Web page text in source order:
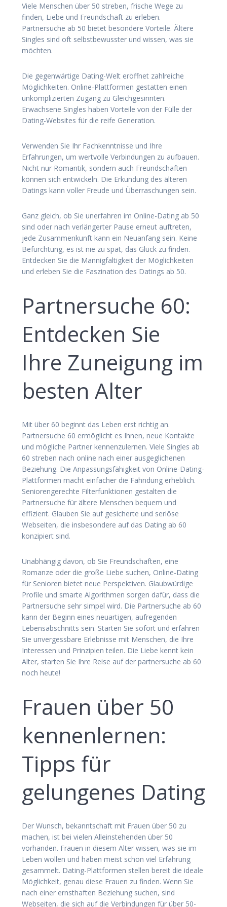
Viele Menschen über 50 streben, frische Wege zu
finden, Liebe und Freundschaft zu erleben.
Partnersuche ab 50 bietet besondere Vorteile. Ältere
Singles sind oft selbstbewusster und wissen, was sie
möchten.
Die gegenwärtige Dating-Welt eröffnet zahlreiche
Möglichkeiten. Online-Plattformen gestatten einen
unkomplizierten Zugang zu Gleichgesinnten.
Erwachsene Singles haben Vorteile von der Fülle der
Dating-Websites für die reife Generation.
Verwenden Sie Ihr Fachkenntnisse und Ihre
Erfahrungen, um wertvolle Verbindungen zu aufbauen.
Nicht nur Romantik, sondern auch Freundschaften
können sich entwickeln. Die Erkundung des älteren
Datings kann voller Freude und Überraschungen sein.
Ganz gleich, ob Sie unerfahren im Online-Dating ab 50
sind oder nach verlängerter Pause erneut auftreten,
jede Zusammenkunft kann ein Neuanfang sein. Keine
Befürchtung, es ist nie zu spät, das Glück zu finden.
Entdecken Sie die Mannigfaltigkeit der Möglichkeiten
und erleben Sie die Faszination des Datings ab 50.
Partnersuche 60:
Entdecken Sie
Ihre Zuneigung im
besten Alter
Mit über 60 beginnt das Leben erst richtig an.
Partnersuche 60 ermöglicht es Ihnen, neue Kontakte
und mögliche Partner kennenzulernen. Viele Singles ab
60 streben nach online nach einer ausgeglichenen
Beziehung. Die Anpassungsfähigkeit von Online-Dating-
Plattformen macht einfacher die Fahndung erheblich.
Seniorengerechte Filterfunktionen gestalten die
Partnersuche für ältere Menschen bequem und
effizient. Glauben Sie auf gesicherte und seriöse
Webseiten, die insbesondere auf das Dating ab 60
konzipiert sind.
Unabhängig davon, ob Sie Freundschaften, eine
Romanze oder die große Liebe suchen, Online-Dating
für Senioren bietet neue Perspektiven. Glaubwürdige
Profile und smarte Algorithmen sorgen dafür, dass die
Partnersuche sehr simpel wird. Die Partnersuche ab 60
kann der Beginn eines neuartigen, aufregenden
Lebensabschnitts sein. Starten Sie sofort und erfahren
Sie unvergessbare Erlebnisse mit Menschen, die Ihre
Interessen und Prinzipien teilen. Die Liebe kennt kein
Alter, starten Sie Ihre Reise auf der partnersuche ab 60
noch heute!
Frauen über 50
kennenlernen:
Tipps für
gelungenes Dating
Der Wunsch, bekanntschaft mit Frauen über 50 zu
machen, ist bei vielen Alleinstehenden über 50
vorhanden. Frauen in diesem Alter wissen, was sie im
Leben wollen und haben meist schon viel Erfahrung
gesammelt. Dating-Plattformen stellen bereit die ideale
Möglichkeit, genau diese Frauen zu finden. Wenn Sie
nach einer ernsthaften Beziehung suchen, sind
Webseiten, die sich auf die Verbindungen für über 50-